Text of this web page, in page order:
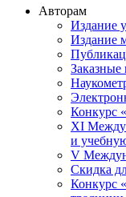
Авторам
Издание
Издание
Заказные
Конкурс
XI
и
V
Скидка
Конкурс